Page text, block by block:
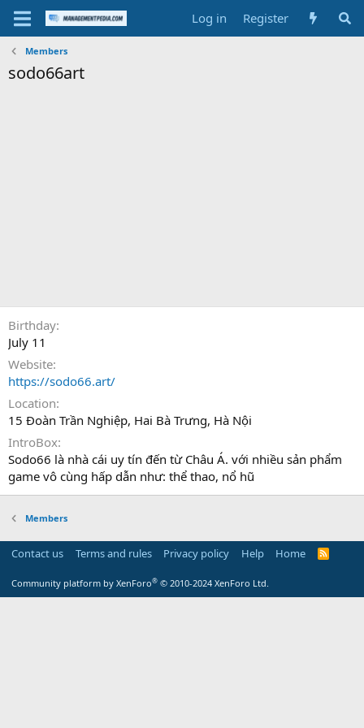
Log in Register
Members
sodo66art
Birthday
July 11
Website
https://sodo66.art/
Location
15 Đoàn Trần Nghiệp, Hai Bà Trưng, Hà Nội
IntroBox
Sodo66 là nhà cái uy tín đến từ Châu Á. với nhiều sản phẩm
game vô cùng hấp dẫn như: thể thao, nổ hũ
Members
Contact us Terms and rules Privacy policy Help Home
R
Community platform by XenForo® © 2010-2024 XenForo Ltd.